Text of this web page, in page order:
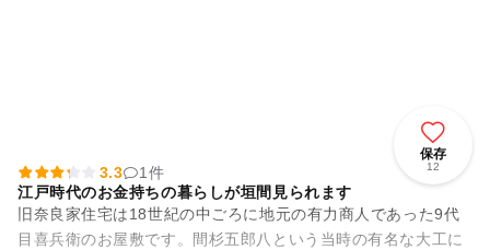
保存
12
3.3
1件
江戸時代のお金持ちの暮らしが垣間見られます
旧奈良家住宅は18世紀の中ごろに地元の有力商人であった9代
目喜兵衛のお屋敷です。間杉五郎八という当時の有名な大工に